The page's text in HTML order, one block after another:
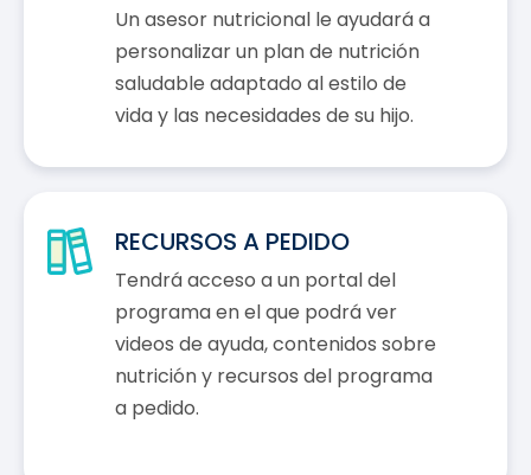
Un asesor nutricional le ayudará a
personalizar un plan de nutrición
saludable adaptado al estilo de
vida y las necesidades de su hijo.
RECURSOS A PEDIDO
Tendrá acceso a un portal del
programa en el que podrá ver
videos de ayuda, contenidos sobre
nutrición y recursos del programa
a pedido.